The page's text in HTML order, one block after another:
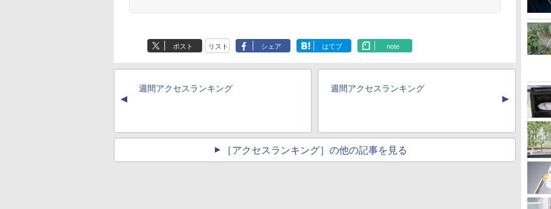
ポスト リスト シェア はてブ note
▲
週間アクセスランキング 週間アクセスランキング
▲
［アクセスランキング］の他の記事を見る